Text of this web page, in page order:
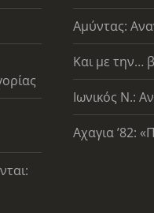
Αμύντας:
Και με την…
Ιωνικός Ν.:
Αχαγια ’82: